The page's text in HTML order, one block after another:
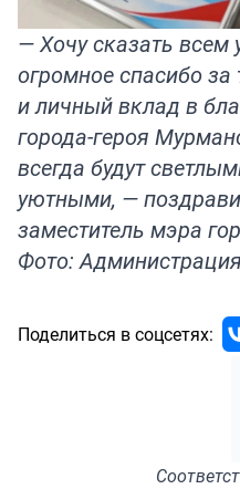
— Хочу сказать всем
огромное спасибо
и личный вклад в
города-героя
всегда будут
уютными, —
заместитель мэра
Фото:
Поделиться в соцсетях: